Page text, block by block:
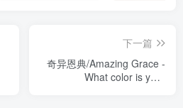
下一篇
奇异恩典/Amazing Grace -
What color is your